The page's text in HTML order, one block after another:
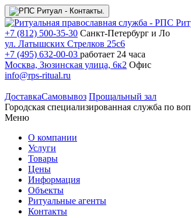
+7 (812) 500-35-30 Санкт-Петербург и Ло
ул. Латышских Стрелков 25с6
+7 (495) 632-00-03 работает 24 часа
Москва, Зюзинская улица, 6к2 Офис
info@rps-ritual.ru
ДоставкаСамовывоз Прощальный зал
Городская специализированная служба по
Меню
О компании
Услуги
Товары
Цены
Информация
Объекты
Ритуальные агенты
Контакты